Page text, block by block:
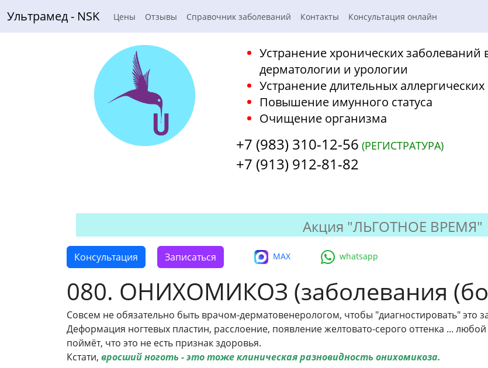
Ультрамед - NSK Цены Отзывы Справочник заболеваний Контакты Консультация онлайн
Устранение хронических заболеваний
дерматологии и урологии
Устранение длительных аллергических
Повышение имунного статуса
Очищение организма
+7 (983) 310-12-56 (РЕГИСТРАТУРА)
+7 (913) 912-81-82
Акция "ЛЬГОТНОЕ ВРЕМЯ"
Консультация Записаться MAX whatsapp
080. ОНИХОМИКОЗ (заболевания
Совсем не обязательно быть врачом-дерматовенерологом, чтобы "диагностировать" это
Деформация ногтевых пластин, расслоение, появление желтовато-серого оттенка ...
поймёт, что это не есть признак здоровья.
Кстати, вросший ноготь - это тоже клиническая разновидность онихомикоза.